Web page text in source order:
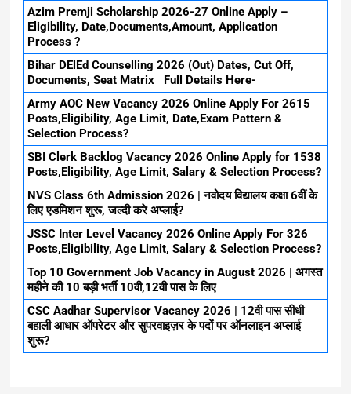
Azim Premji Scholarship 2026-27 Online Apply –
Eligibility, Date,Documents,Amount, Application
Process ?
Bihar DElEd Counselling 2026 (Out) Dates, Cut Off,
Documents, Seat Matrix Full Details Here-
Army AOC New Vacancy 2026 Online Apply For 2615
Posts,Eligibility, Age Limit, Date,Exam Pattern &
Selection Process?
SBI Clerk Backlog Vacancy 2026 Online Apply for 1538
Posts,Eligibility, Age Limit, Salary & Selection Process?
NVS Class 6th Admission 2026 | नवोदय विद्यालय कक्षा 6वीं के
लिए एडमिशन शुरू, जल्दी करे अप्लाई?
JSSC Inter Level Vacancy 2026 Online Apply For 326
Posts,Eligibility, Age Limit, Salary & Selection Process?
Top 10 Government Job Vacancy in August 2026 | अगस्त
महीने की 10 बड़ी भर्ती 10वी,12वी पास के लिए
CSC Aadhar Supervisor Vacancy 2026 | 12वी पास सीधी
बहाली आधार ऑपरेटर और सुपरवाइज़र के पदों पर ऑनलाइन अप्लाई
शुरू?